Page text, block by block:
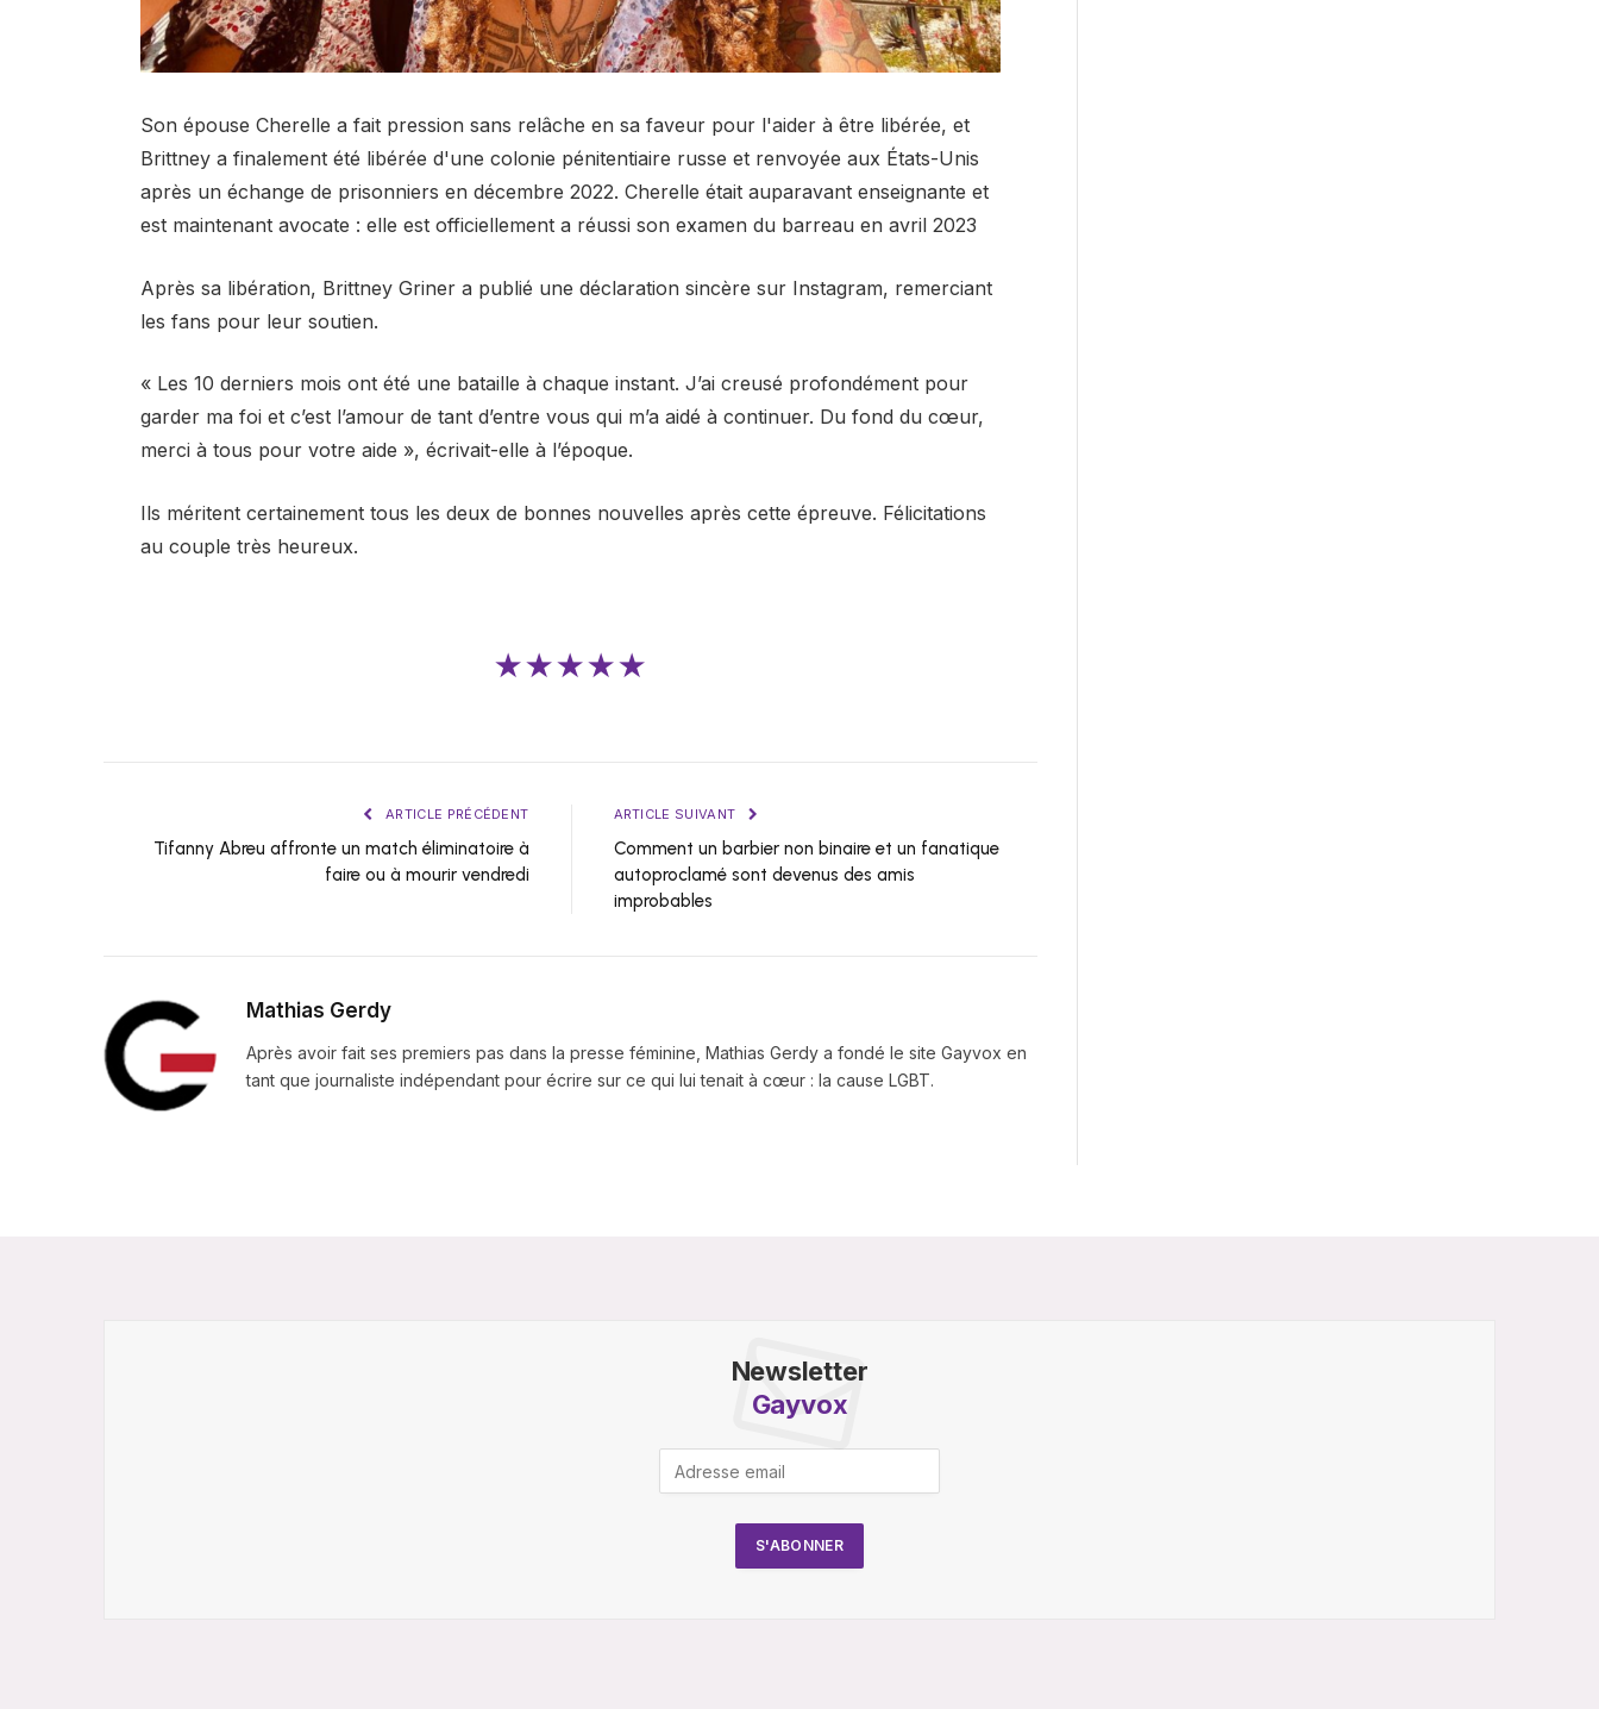
Son épouse Cherelle a fait pression sans relâche en sa faveur pour l'aider à être libérée, et
Brittney a finalement été libérée d'une colonie pénitentiaire russe et renvoyée aux États-Unis
après un échange de prisonniers en décembre 2022. Cherelle était auparavant enseignante et
est maintenant avocate : elle est officiellement a réussi son examen du barreau en avril 2023
Après sa libération, Brittney Griner a publié une déclaration sincère sur Instagram, remerciant
les fans pour leur soutien.
« Les 10 derniers mois ont été une bataille à chaque instant. J’ai creusé profondément pour
garder ma foi et c’est l’amour de tant d’entre vous qui m’a aidé à continuer. Du fond du cœur,
merci à tous pour votre aide », écrivait-elle à l’époque.
Ils méritent certainement tous les deux de bonnes nouvelles après cette épreuve. Félicitations
au couple très heureux.
★★★★★
ARTICLE PRÉCÉDENT
Tifanny Abreu affronte un match éliminatoire à
faire ou à mourir vendredi
ARTICLE SUIVANT
Comment un barbier non binaire et un fanatique
autoproclamé sont devenus des amis
improbables
Mathias Gerdy
Après avoir fait ses premiers pas dans la presse féminine, Mathias Gerdy a fondé le site Gayvox en
tant que journaliste indépendant pour écrire sur ce qui lui tenait à cœur : la cause LGBT.
Newsletter
Gayvox